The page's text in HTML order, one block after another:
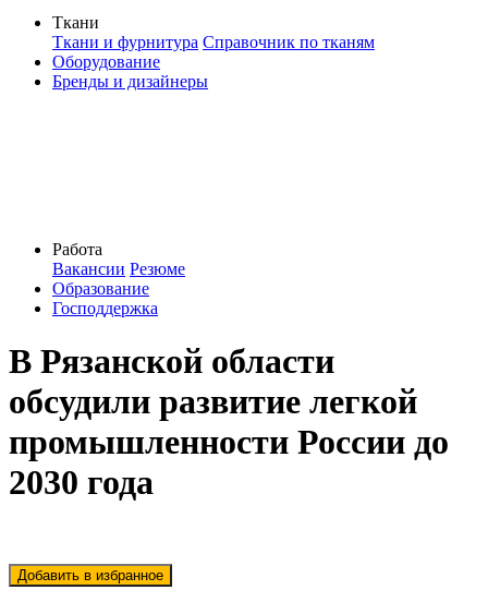
Ткани
Ткани и фурнитура Справочник по тканям
Оборудование
Бренды и дизайнеры
Работа
Вакансии Резюме
Образование
Господдержка
В Рязанской области
обсудили развитие легкой
промышленности России до
2030 года